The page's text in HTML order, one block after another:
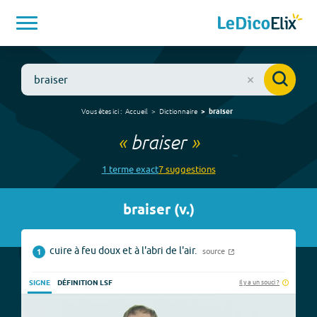
Vous êtes ici : Accueil Dictionnaire braiser
« braiser»
1 termeexact7suggestions
braiser(v.)
1 cuire à feu doux et à l'abri de l'air. source
SIGNE DÉFINITION LSF Il y a un souci ?